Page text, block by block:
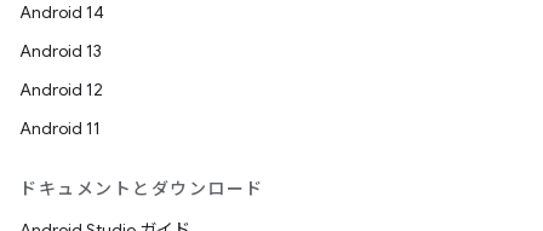
Android 14
Android 13
Android 12
Android 11
ドキュメントとダウンロード